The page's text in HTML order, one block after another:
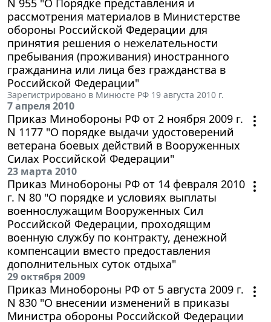
рассмотрения материалов в Министерстве
обороны Российской Федерации для
принятия решения о нежелательности
пребывания (проживания) иностранного
гражданина или лица без гражданства в
Российской Федерации"
Зарегистрировано в Минюсте РФ 19 августа 2010 г.
7 апреля 2010
Приказ Минобороны РФ от 2 ноября 2009 г.
N 1177 "О порядке выдачи удостоверений
ветерана боевых действий в Вооруженных
Силах Российской Федерации"
23 марта 2010
Приказ Минобороны РФ от 14 февраля 2010
г. N 80 "О порядке и условиях выплаты
военнослужащим Вооруженных Сил
Российской Федерации, проходящим
военную службу по контракту, денежной
компенсации вместо предоставления
дополнительных суток отдыха"
29 октября 2009
Приказ Минобороны РФ от 5 августа 2009 г.
N 830 "О внесении изменений в приказы
Министра обороны Российской Федерации